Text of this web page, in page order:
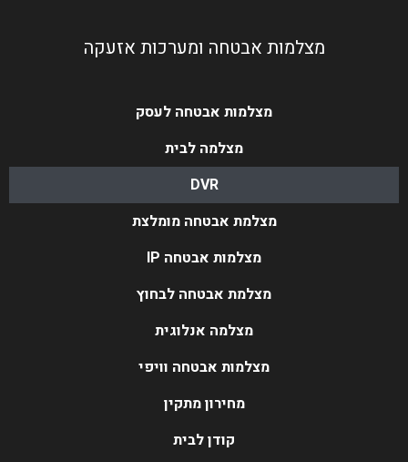
מצלמות אבטחה ומערכות אזעקה
מצלמות אבטחה לעסק
מצלמה לבית
DVR
מצלמת אבטחה מומלצת
מצלמות אבטחה IP
מצלמת אבטחה לבחוץ
מצלמה אנלוגית
מצלמות אבטחה וויפי
מחירון מתקין
קודן לבית